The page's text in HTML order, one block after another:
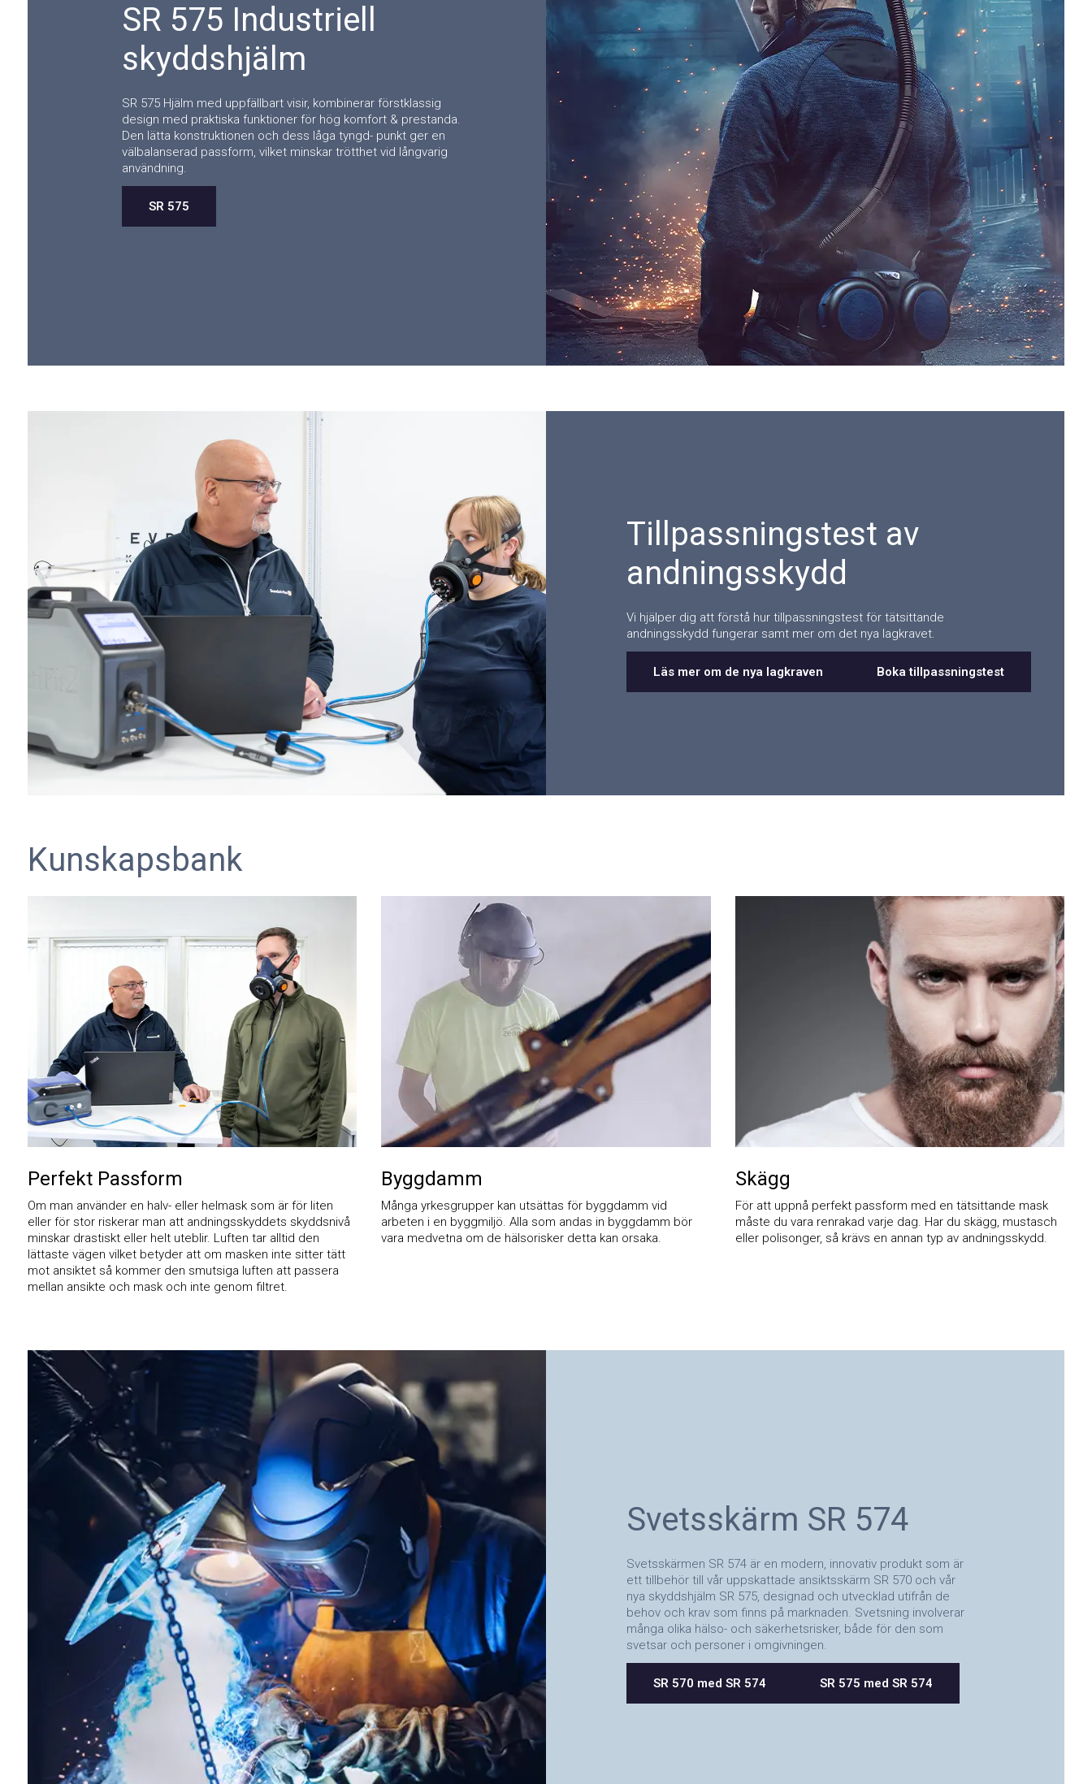
SR 575 Industriell
skyddshjälm
SR 575 Hjälm med uppfällbart visir, kombinerar förstklassig
design med praktiska funktioner för hög komfort & prestanda.
Den lätta konstruktionen och dess låga tyngd- punkt ger en
välbalanserad passform, vilket minskar trötthet vid långvarig
användning.
SR 575
Tillpassningstest av
andningsskydd
Vi hjälper dig att förstå hur tillpassningstest för tätsittande
andningsskydd fungerar samt mer om det nya lagkravet.
Läs mer om de nya lagkraven Boka tillpassningstest
Kunskapsbank
Perfekt Passform
Om man använder en halv- eller helmask som är för liten
eller för stor riskerar man att andningsskyddets skyddsnivå
minskar drastiskt eller helt uteblir. Luften tar alltid den
lättaste vägen vilket betyder att om masken inte sitter tätt
mot ansiktet så kommer den smutsiga luften att passera
mellan ansikte och mask och inte genom filtret.
Byggdamm
Många yrkesgrupper kan utsättas för byggdamm vid
arbeten i en byggmiljö. Alla som andas in byggdamm bör
vara medvetna om de hälsorisker detta kan orsaka.
Skägg
För att uppnå perfekt passform med en tätsittande mask
måste du vara renrakad varje dag. Har du skägg, mustasch
eller polisonger, så krävs en annan typ av andningsskydd.
Svetsskärm SR 574
Svetsskärmen SR 574 är en modern, innovativ produkt som är
ett tillbehör till vår uppskattade ansiktsskärm SR 570 och vår
nya skyddshjälm SR 575, designad och utvecklad utifrån de
behov och krav som finns på marknaden. Svetsning involverar
många olika hälso- och säkerhetsrisker, både för den som
svetsar och personer i omgivningen.
SR 570 med SR 574 SR 575 med SR 574